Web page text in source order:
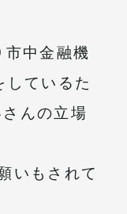
市中金融機
ているた
んの立場
いもされて